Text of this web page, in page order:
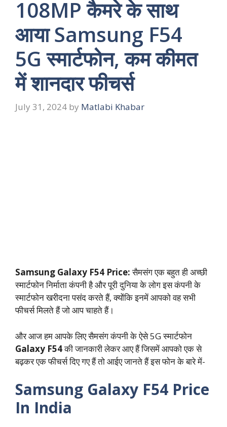
108MP कैमरे के साथ
आया Samsung F54
5G स्‍मार्टफोन, कम कीमत
में शानदार फीचर्स
July 31, 2024 by Matlabi Khabar
Samsung Galaxy F54 Price:सैमसंग एक बहुत ही अच्छी
स्मार्टफोन निर्माता कंपनी है और पूरी दुनिया के लोग इस कंपनी के
स्मार्टफोन खरीदना पसंद करते हैं, क्योंकि इनमें आपको वह सभी
फीचर्स मिलते हैं जो आप चाहते हैं।
और आज हम आपके लिए सैमसंग कंपनी के ऐसे 5G स्मार्टफोन
Galaxy F54की जानकारी लेकर आए हैं जिसमें आपको एक से
बढ़कर एक फीचर्स दिए गए हैं तो आईए जानते हैं इस फोन के बारे में-
Samsung Galaxy F54 Price
In India